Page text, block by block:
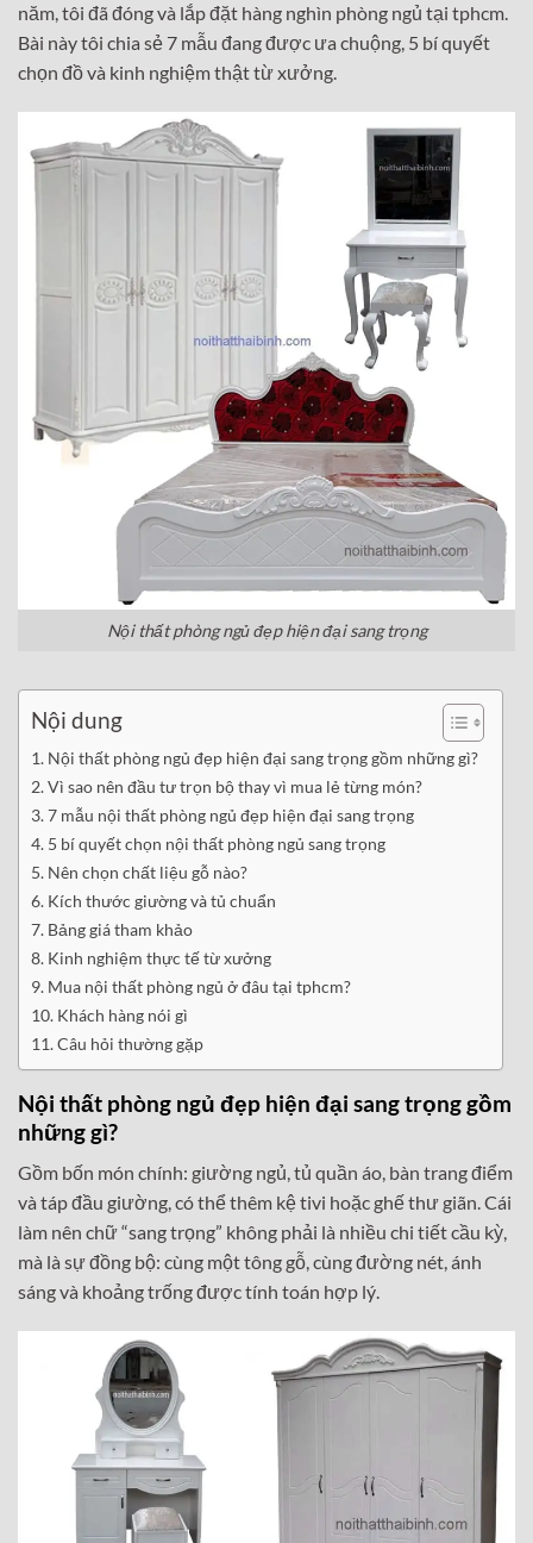
năm, tôi đã đóng và lắp đặt hàng nghìn phòng ngủ tại tphcm.
Bài này tôi chia sẻ 7 mẫu đang được ưa chuộng, 5 bí quyết
chọn đồ và kinh nghiệm thật từ xưởng.
Nội thất phòng ngủ đẹp hiện đại sang trọng
Nội dung
Nội thất phòng ngủ đẹp hiện đại sang trọng gồm những gì?
Vì sao nên đầu tư trọn bộ thay vì mua lẻ từng món?
7 mẫu nội thất phòng ngủ đẹp hiện đại sang trọng
5 bí quyết chọn nội thất phòng ngủ sang trọng
Nên chọn chất liệu gỗ nào?
Kích thước giường và tủ chuẩn
Bảng giá tham khảo
Kinh nghiệm thực tế từ xưởng
Mua nội thất phòng ngủ ở đâu tại tphcm?
Khách hàng nói gì
Câu hỏi thường gặp
Nội thất phòng ngủ đẹp hiện đại sang trọng gồm
những gì?
Gồm bốn món chính: giường ngủ, tủ quần áo, bàn trang điểm
và táp đầu giường, có thể thêm kệ tivi hoặc ghế thư giãn. Cái
làm nên chữ “sang trọng” không phải là nhiều chi tiết cầu kỳ,
mà là sự đồng bộ: cùng một tông gỗ, cùng đường nét, ánh
sáng và khoảng trống được tính toán hợp lý.